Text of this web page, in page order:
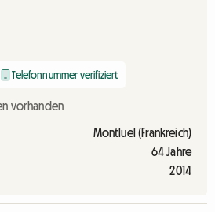
Telefonnummer verifiziert
vorhanden
Montluel (Frankreich)
64 Jahre
2014